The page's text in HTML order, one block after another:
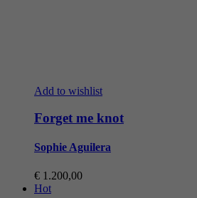
Add to wishlist
Forget me knot
Sophie Aguilera
€ 1.200,00
Hot